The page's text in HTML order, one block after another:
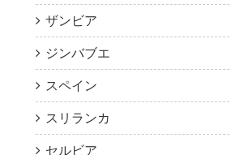
ザンビア
ジンバブエ
スペイン
スリランカ
セルビア